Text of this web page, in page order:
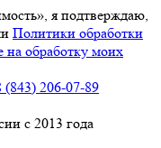
я подтверждаю,
Политики обработки
на обработку моих
(843) 206-07-89
с 2013 года